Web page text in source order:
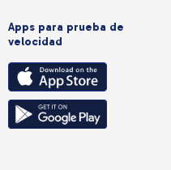
Apps para prueba de
velocidad